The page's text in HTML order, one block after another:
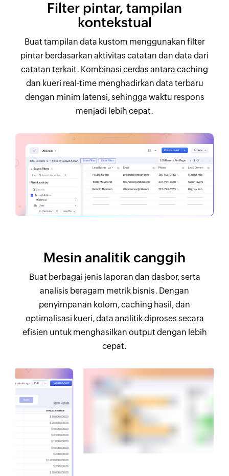
Filter pintar, tampilan
kontekstual
Buat tampilan data kustom menggunakan filter
pintar berdasarkan aktivitas catatan dan data dari
catatan terkait. Kombinasi cerdas antara caching
dan kueri real-time menghadirkan data terbaru
dengan minim latensi, sehingga waktu respons
menjadi lebih cepat.
Mesin analitik canggih
Buat berbagai jenis laporan dan dasbor, serta
analisis beragam metrik bisnis. Dengan
penyimpanan kolom, caching hasil, dan
optimalisasi kueri, data analitik diproses secara
efisien untuk menghasilkan output dengan lebih
cepat.